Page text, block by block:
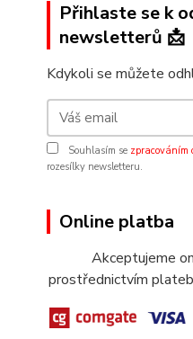
Přihlaste se k
newsletterů 📩
Kdykoli se můžete
Souhlasím se zpracováním
rozesílky newsletteru.
Online platba
Akceptujeme
prostřednictvím